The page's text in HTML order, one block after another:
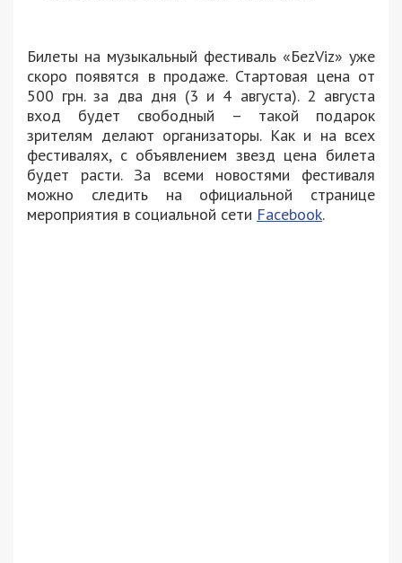
Билеты на музыкальный фестиваль «БеzViz» уже
скоро появятся в продаже. Стартовая цена от
500 грн. за два дня (3 и 4 августа). 2 августа
вход будет свободный – такой подарок
зрителям делают организаторы. Как и на всех
фестивалях, с объявлением звезд цена билета
будет расти. За всеми новостями фестиваля
можно следить на официальной странице
мероприятия в социальной сети Facebook.